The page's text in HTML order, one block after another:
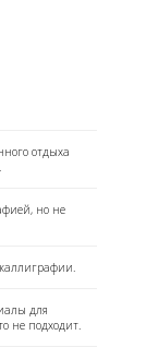
отдыха
но не
для
не подходит.